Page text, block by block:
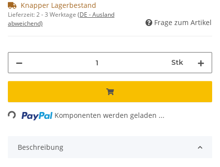
Knapper Lagerbestand
Lieferzeit:2 - 3 Werktage (DE - Ausland
abweichend)
Frage zum Artikel
Stk
Komponenten werden geladen ...
Beschreibung